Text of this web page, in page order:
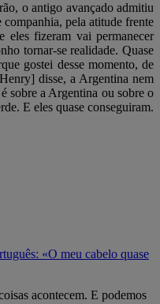
o antigo avançado admitiu
pela atitude frente
eles fizeram vai permanecer
tornar-se realidade. Quase
gostei desse momento, de
disse, a Argentina nem
sobre a Argentina ou sobre o
E eles quase conseguiram.
«O meu cabelo quase
acontecem. E podemos